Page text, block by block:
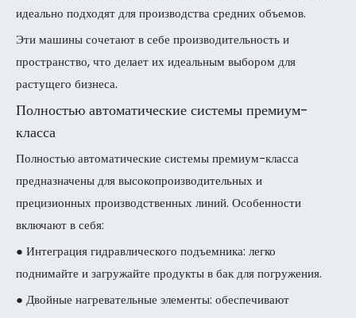
идеально подходят для производства средних объемов.
Эти машины сочетают в себе производительность и
пространство, что делает их идеальным выбором для
растущего бизнеса.
Полностью автоматические системы премиум-
класса
Полностью автоматические системы премиум-класса
предназначены для высокопроизводительных и
прецизионных производственных линий. Особенности
включают в себя:
● Интеграция гидравлического подъемника: легко
поднимайте и загружайте продукты в бак для погружения.
● Двойные нагревательные элементы: обеспечивают